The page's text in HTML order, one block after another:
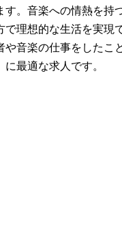
す。音楽への情熱を持
で理想的な生活を実現
や音楽の仕事をしたこ
に最適な求人です。